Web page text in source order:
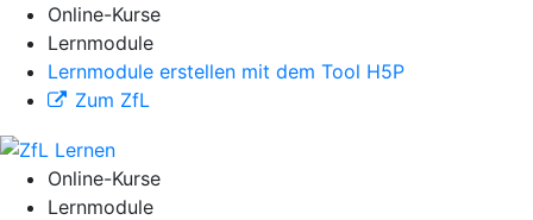
Online-Kurse
Lernmodule
Lernmodule erstellen mit dem Tool H5P
Zum ZfL
Online-Kurse
Lernmodule